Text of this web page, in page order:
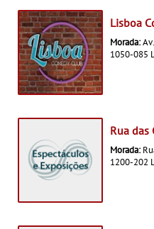
Lisboa
Morada:
1050-085
Rua das
Morada:
1200-202